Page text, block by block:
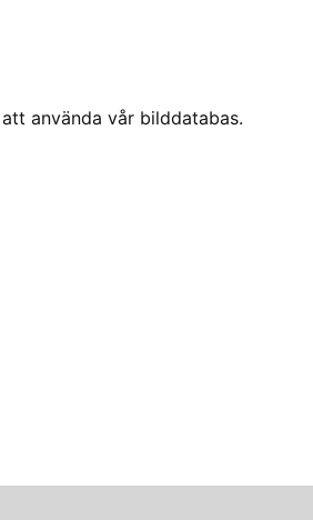
använda vår bilddatabas.